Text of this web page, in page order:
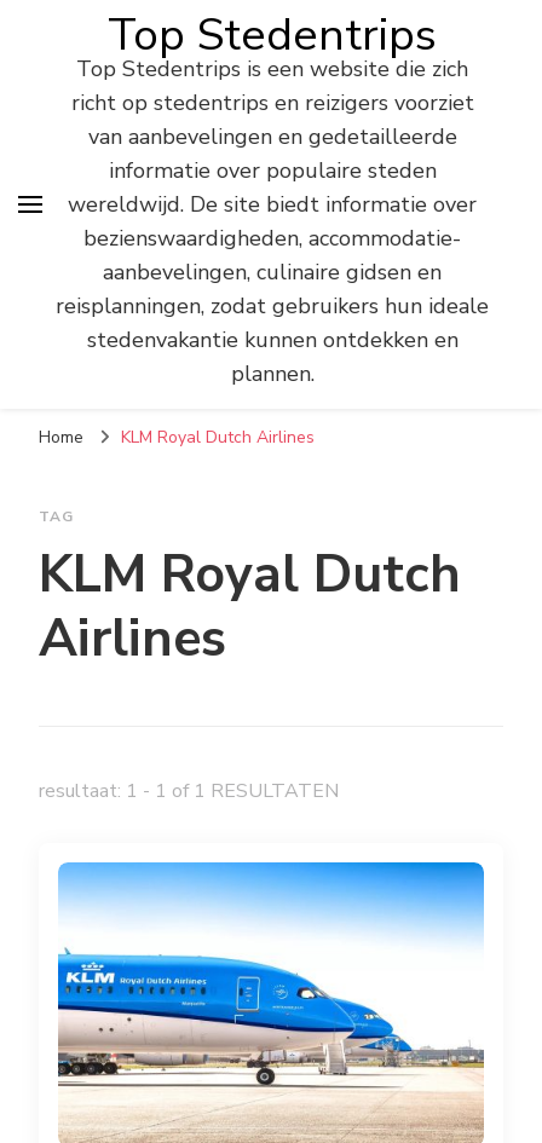
Top Stedentrips
Top Stedentrips is een website die zich
richt op stedentrips en reizigers voorziet
van aanbevelingen en gedetailleerde
informatie over populaire steden
wereldwijd. De site biedt informatie over
bezienswaardigheden, accommodatie-
aanbevelingen, culinaire gidsen en
reisplanningen, zodat gebruikers hun ideale
stedenvakantie kunnen ontdekken en
plannen.
Home KLM Royal Dutch Airlines
TAG
KLM Royal Dutch
Airlines
resultaat: 1 - 1 of 1 RESULTATEN